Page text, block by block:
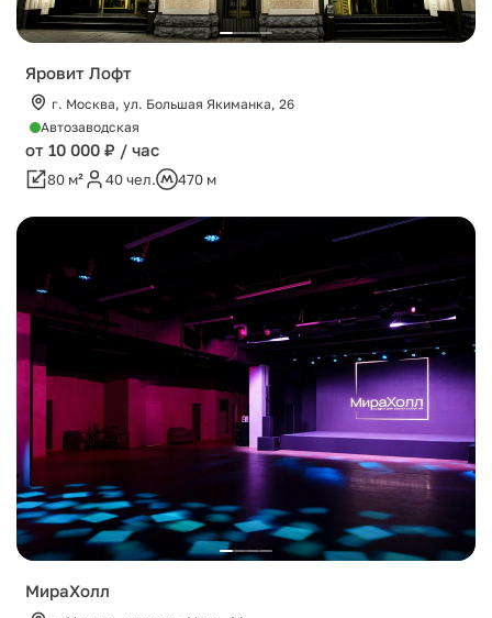
Яровит Лофт
г. Москва, ул. Большая Якиманка, 26
Автозаводская
от 10 000 ₽ / час
80 м² 40 чел. 470 м
МираХолл